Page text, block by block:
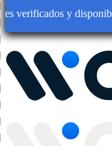
verificados y